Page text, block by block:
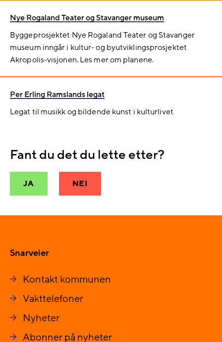
Nye Rogaland Teater og Stavanger museum
Byggeprosjektet Nye Rogaland Teater og Stavanger
museum inngår i kultur- og byutviklingsprosjektet
Akropolis-visjonen. Les mer om planene.
Per Erling Ramslands legat
Legat til musikk og bildende kunst i kulturlivet
Fant du det du lette etter?
JA NEI
Snarveier
Kontakt kommunen
Vakttelefoner
Nyheter
Abonner på nyheter